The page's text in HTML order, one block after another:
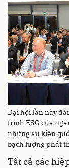
Đại hội lần này
trình ESG của
những sự kiện
bạch lượng phát
Tất cả các